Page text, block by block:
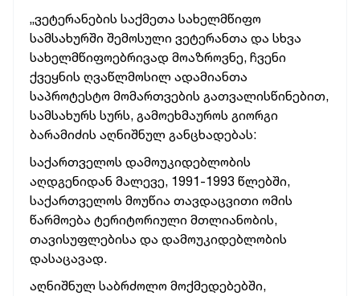
„ვეტერანების საქმეთა სახელმწიფო
სამსახურში შემოსული ვეტერანთა და სხვა
სახელმწიფოებრივად მოაზროვნე, ჩვენი
ქვეყნის ღვაწლმოსილ ადამიანთა
საპროტესტო მომართვების გათვალისწინებით,
სამსახურს სურს, გამოეხმაუროს გიორგი
ბარამიძის აღნიშნულ განცხადებას:
საქართველოს დამოუკიდებლობის
აღდგენიდან მალევე, 1991-1993 წლებში,
საქართველოს მოუწია თავდაცვითი ომის
წარმოება ტერიტორიული მთლიანობის,
თავისუფლებისა და დამოუკიდებლობის
დასაცავად.
აღნიშნულ საბრძოლო მოქმედებებში,